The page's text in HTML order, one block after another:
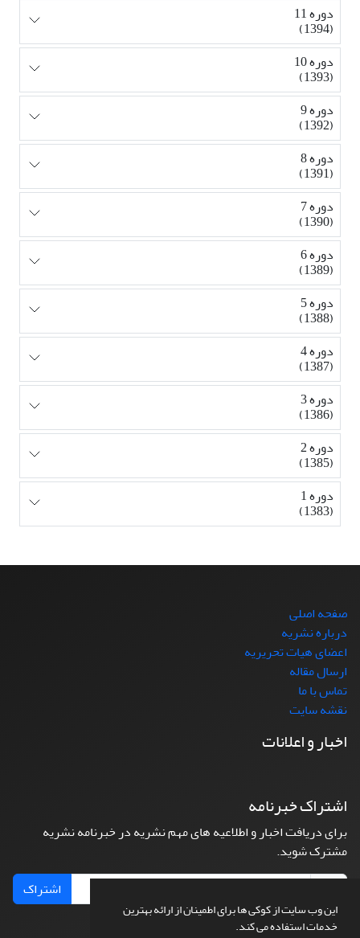
این وب سایت از کوکی ها برای اطمینان از ارائه بهترین
خدمات استفاده می کند.
دوره 11
(1394)
دوره 10
(1393)
دوره 9
(1392)
دوره 8
(1391)
دوره 7
(1390)
دوره 6
(1389)
دوره 5
(1388)
دوره 4
(1387)
دوره 3
(1386)
دوره 2
(1385)
دوره 1
(1383)
صفحه اصلی
درباره نشریه
اعضای هیات تحریریه
ارسال مقاله
تماس با ما
نقشه سایت
اخبار و اعلانات
اشتراک خبرنامه
برای دریافت اخبار و اطلاعیه های مهم نشریه در خبرنامه نشریه
مشترک شوید.
اشتراک